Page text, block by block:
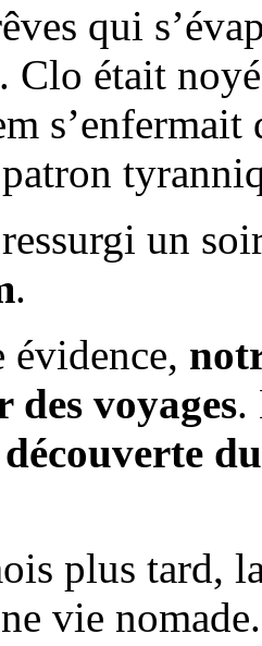
qui
Clo était
un
.
évidence,
voyages.
plus tard,
vie